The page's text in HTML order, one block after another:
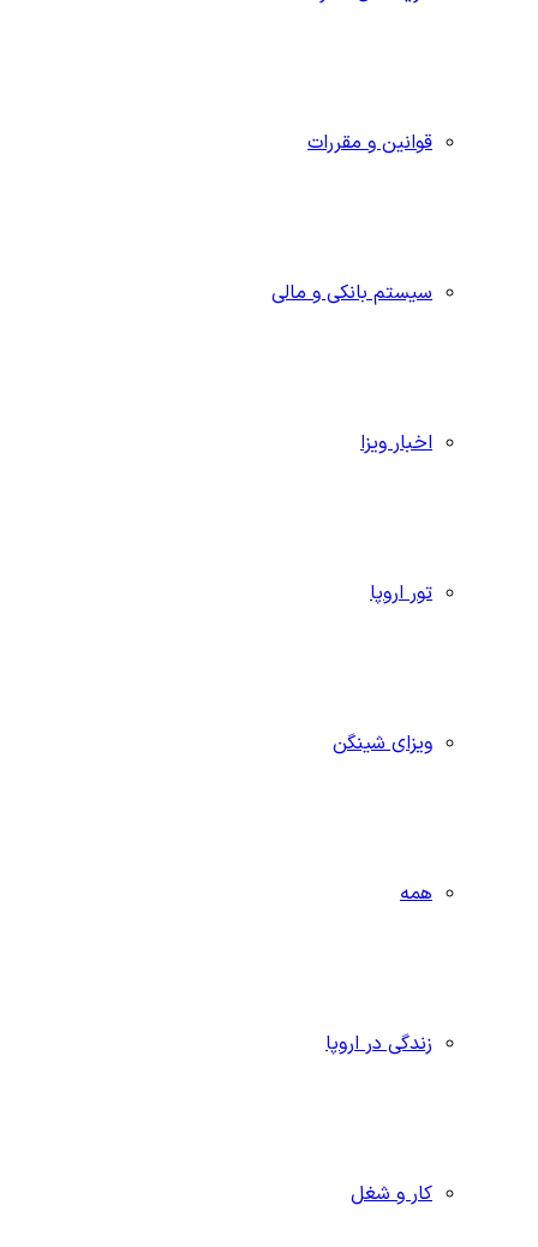
قوانین و مقررات
سیستم بانکی و مالی
اخبار ویزا
تور اروپا
ویزای شینگن
همه
زندگی در اروپا
کار و شغل